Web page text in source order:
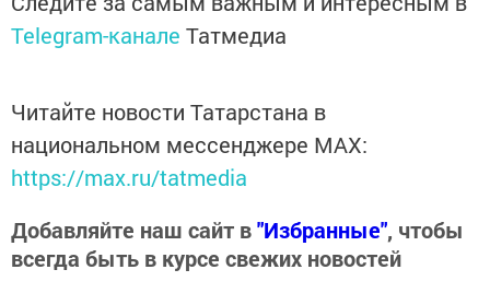
Telegram-канале Татмедиа
Читайте новости Татарстана в
национальном мессенджере MАХ:
https://max.ru/tatmedia
Добавляйте наш сайт в"Избранные", чтобы
всегда быть в курсе свежих новостей